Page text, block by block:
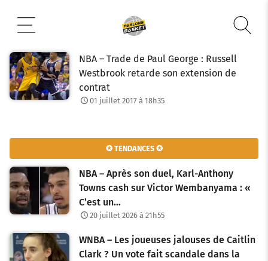
contenu
NBA – Trade de Paul George : Russell
Westbrook retarde son extension de
contrat
01 juillet 2017 à 18h35
✪ TENDANCES ✪
NBA – Après son duel, Karl-Anthony
Towns cash sur Victor Wembanyama : «
C’est un…
20 juillet 2026 à 21h55
WNBA – Les joueuses jalouses de Caitlin
Clark ? Un vote fait scandale dans la